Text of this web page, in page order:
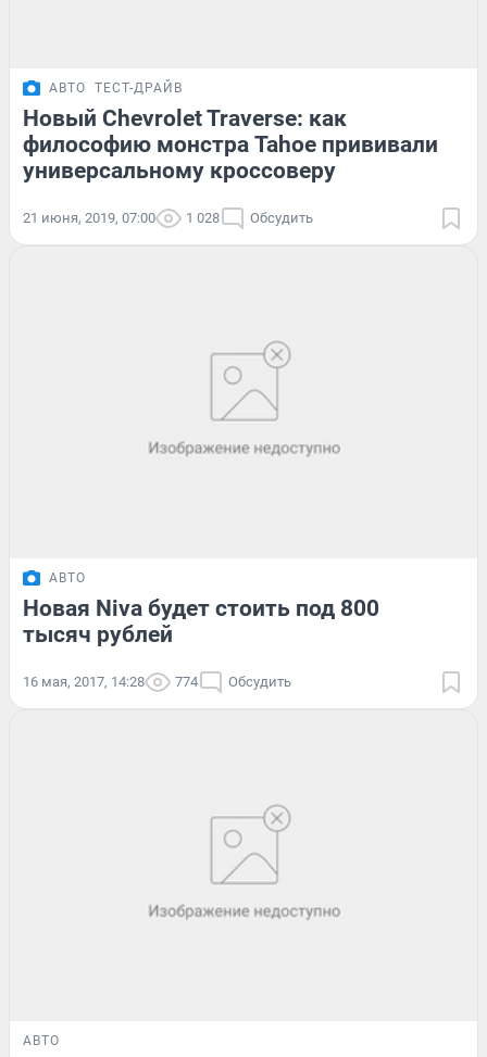
АВТО ТЕСТ-ДРАЙВ
Новый Chevrolet Traverse: как
философию монстра Tahoe прививали
универсальному кроссоверу
21 июня, 2019, 07:00 1 028 Обсудить
АВТО
Новая Niva будет стоить под 800
тысяч рублей
16 мая, 2017, 14:28 774 Обсудить
АВТО